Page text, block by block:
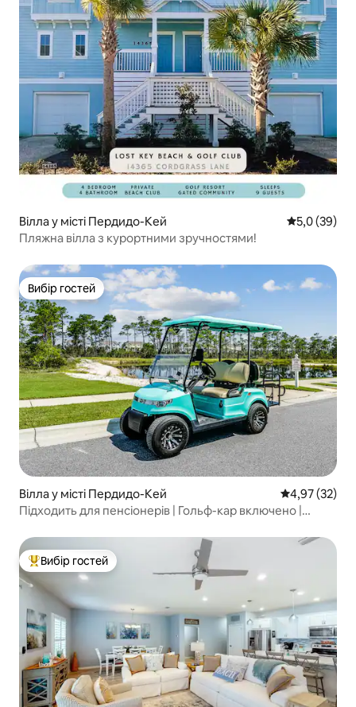
Вілла у місті Пердидо-Кей Середня
5,0 (39)
Пляжна вілла з курортними зручностями!
Вибір гостей
Вибір гостей
Вілла у місті Пердидо-Кей Середня
4,97 (32)
Підходить для пенсіонерів | Гольф-кар включено |
Топ вибір гостей
Вибір гостей